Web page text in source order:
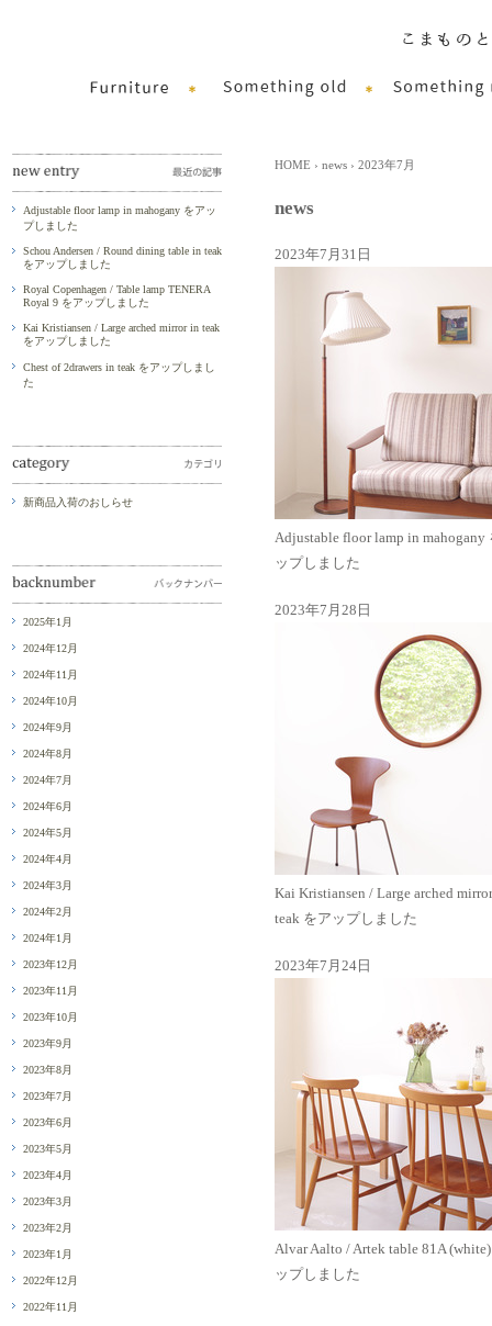
HOME › news › 2023年7月
news
2023年7月31日
Adjustable floor lamp in mahogany
ップしました
2023年7月28日
Kai Kristiansen / Large arched
teak をアップしました
2023年7月24日
Alvar Aalto / Artek table 81A
ップしました
Adjustable floor lamp in mahogany をアッ
プしました
Schou Andersen / Round dining table in teak
をアップしました
Royal Copenhagen / Table lamp TENERA
Royal 9 をアップしました
Kai Kristiansen / Large arched mirror in teak
をアップしました
Chest of 2drawers in teak をアップしまし
た
新商品入荷のおしらせ
2025年1月
2024年12月
2024年11月
2024年10月
2024年9月
2024年8月
2024年7月
2024年6月
2024年5月
2024年4月
2024年3月
2024年2月
2024年1月
2023年12月
2023年11月
2023年10月
2023年9月
2023年8月
2023年7月
2023年6月
2023年5月
2023年4月
2023年3月
2023年2月
2023年1月
2022年12月
2022年11月